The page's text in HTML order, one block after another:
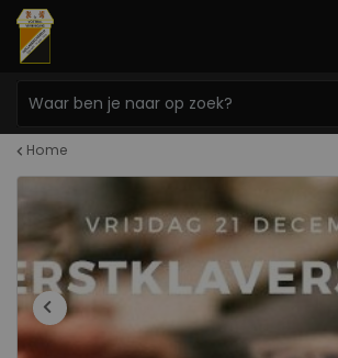
Home